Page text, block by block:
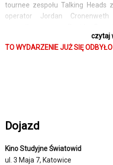
tournee zespołu Talking
operator Jordan
którym każda piosenka to
osobowości Byrne'a.
czytaj
TO WYDARZENIE JUŻ SIĘ ODBYŁO
Dojazd
Kino Studyjne Światowid
ul. 3 Maja 7, Katowice